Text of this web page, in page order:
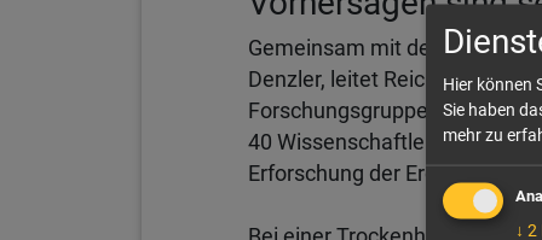
Gemeinsam mit dem
Denzler, leitet Reichstein die
Forschungsgruppen in über
40 Wissenschaftler in der
Erforschung der Erdsysteme
Hier können
Sie haben
mehr zu
↓ 2